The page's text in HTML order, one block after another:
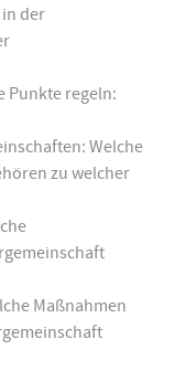
der
Punkte regeln:
Welche
zu welcher
Maßnahmen